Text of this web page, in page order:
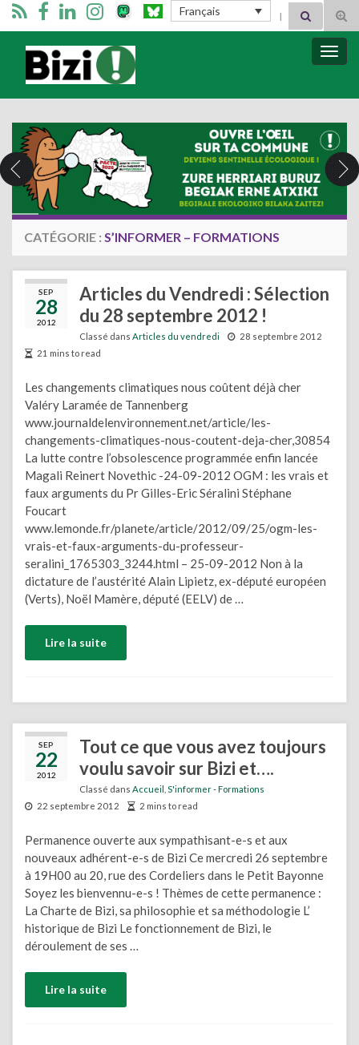
Français Search for:
Bizimugi
CATÉGORIE : S’INFORMER – FORMATIONS
SEP
28
2012
Articles du Vendredi : Sélection
du 28 septembre 2012 !
Classé dans Articles du vendredi
28 septembre 2012
21 mins to read
Les changements climatiques nous coûtent déjà cher
Valéry Laramée de Tannenberg
www.journaldelenvironnement.net/article/les-
changements-climatiques-nous-coutent-deja-cher,30854
La lutte contre l’obsolescence programmée enfin lancée
Magali Reinert Novethic -24-09-2012 OGM : les vrais et
faux arguments du Pr Gilles-Eric Séralini Stéphane
Foucart
www.lemonde.fr/planete/article/2012/09/25/ogm-les-
vrais-et-faux-arguments-du-professeur-
seralini_1765303_3244.html – 25-09-2012 Non à la
dictature de l’austérité Alain Lipietz, ex-député européen
(Verts), Noël Mamère, député (EELV) de …
Lire la suite
SEP
22
2012
Tout ce que vous avez toujours
voulu savoir sur Bizi et….
Classé dans Accueil S'informer - Formations
22 septembre 2012
2 mins to read
Permanence ouverte aux sympathisant-e-s et aux
nouveaux adhérent-e-s de Bizi Ce mercredi 26 septembre
à 19H00 au 20, rue des Cordeliers dans le Petit Bayonne
Soyez les bienvennu-e-s ! Thèmes de cette permanence :
La Charte de Bizi, sa philosophie et sa méthodologie L’
historique de Bizi Le fonctionnement de Bizi, le
déroulement de ses …
Lire la suite